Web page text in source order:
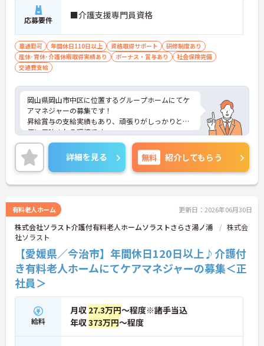
応募要件 ■介護支援専門員資格
車通勤可 年間休日110日以上 資格取得サポート
研修制度あり
産休･育休･介護休暇取得実績あり
ボーナス・賞与あり
社会保険完備
交通費支給
岡山県岡山市中区に位置するグループホームにてケ
アマネジャーの募集です！
昇給賞与の支給実績もあり、頑張りがしっかりと評
価に反映される環境です。
ご興味ある方には、面接対策ポイントなど、さらに
詳細をお話しいたしますのでお気軽にご相談くださ
い！
詳細を見る 無料 紹介してもらう
有料老人ホーム 更新日：2026年06月30日
株式会社ソラスト介護付有料老人ホームソラストさらさ湯ノ浦
株式会
社ソラスト
【愛媛県／今治市】年間休日120日以上♪介護付
き有料老人ホームにてケアマネジャーの募集＜正
社員＞
給料
月収 27.3万円～程度※諸手当込
年収373万円～程度